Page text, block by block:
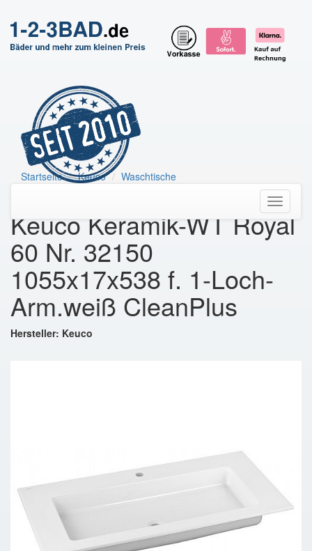
Toggle
Startseite Keuco
Waschtische
Keuco Keramik-WT Royal
60 Nr. 32150
1055x17x538 f. 1-Loch-
Arm.weiß CleanPlus
Hersteller: Keuco